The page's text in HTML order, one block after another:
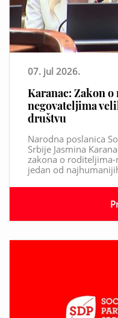
07. jul 2026.
Karanac: Zakon
negovateljima
društvu
Narodna poslanica
Srbije Jasmina
zakona o
jedan od